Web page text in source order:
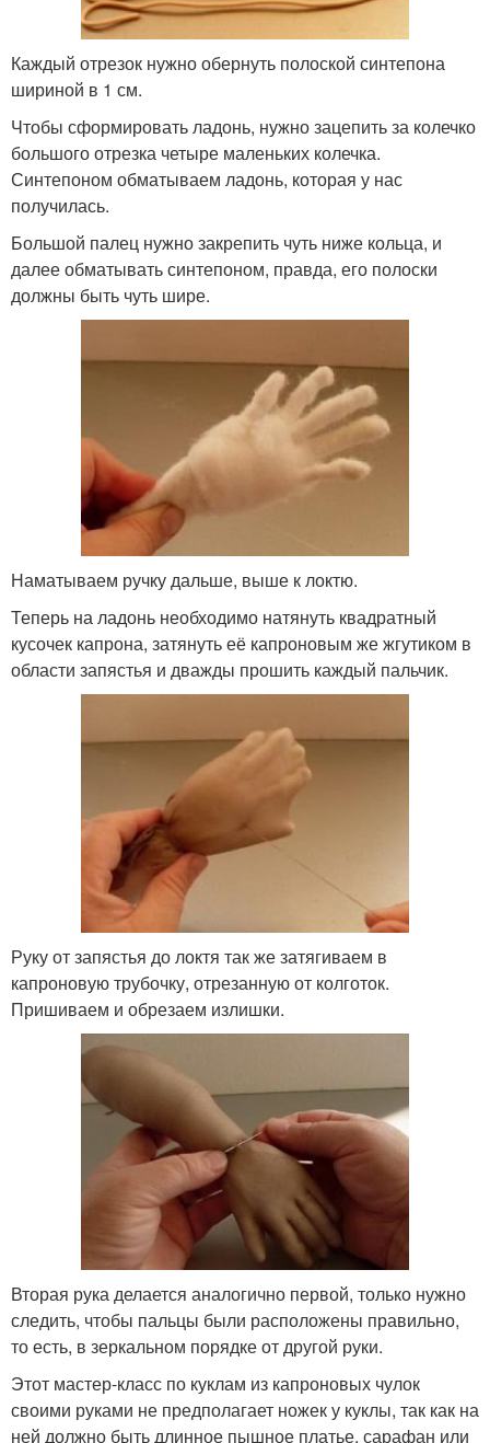
Каждый отрезок нужно обернуть полоской синтепона
шириной в 1 см.
Чтобы сформировать ладонь, нужно зацепить за колечко
большого отрезка четыре маленьких колечка.
Синтепоном обматываем ладонь, которая у нас
получилась.
Большой палец нужно закрепить чуть ниже кольца, и
далее обматывать синтепоном, правда, его полоски
должны быть чуть шире.
Наматываем ручку дальше, выше к локтю.
Теперь на ладонь необходимо натянуть квадратный
кусочек капрона, затянуть её капроновым же жгутиком в
области запястья и дважды прошить каждый пальчик.
Руку от запястья до локтя так же затягиваем в
капроновую трубочку, отрезанную от колготок.
Пришиваем и обрезаем излишки.
Вторая рука делается аналогично первой, только нужно
следить, чтобы пальцы были расположены правильно,
то есть, в зеркальном порядке от другой руки.
Этот мастер-класс по куклам из капроновых чулок
своими руками не предполагает ножек у куклы, так как на
ней должно быть длинное пышное платье, сарафан или